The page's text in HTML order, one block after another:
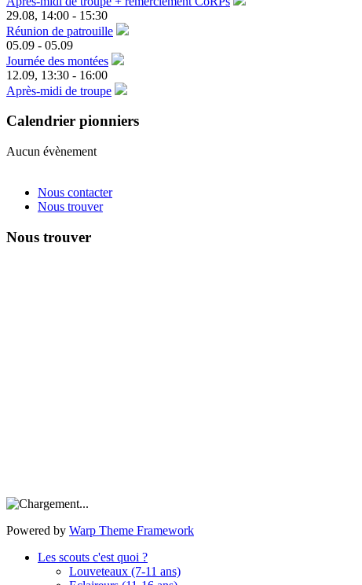
29.08, 14:00 - 15:30
Réunion de patrouille
05.09 - 05.09
Journée des montées
12.09, 13:30 - 16:00
Après-midi de troupe
Calendrier pionniers
Aucun évènement
Nous contacter
Nous trouver
Nous trouver
Powered by Warp Theme Framework
Les scouts c'est quoi ?
Louveteaux (7-11 ans)